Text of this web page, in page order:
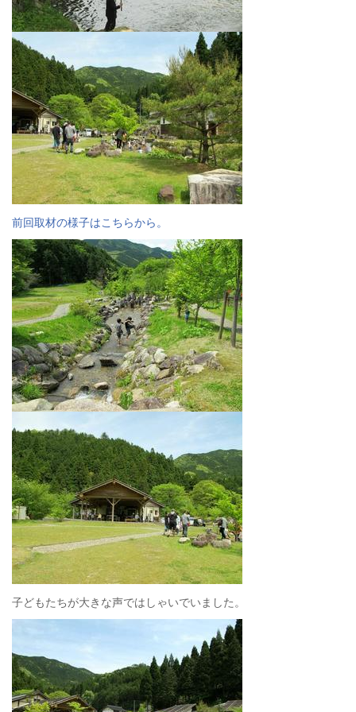
前回取材の様子はこちらから。
子どもたちが大きな声ではしゃいでいました。